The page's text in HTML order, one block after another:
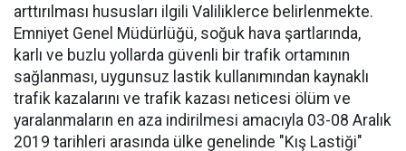
arttırılması hususları ilgili Valiliklerce belirlenmekte.
Emniyet Genel Müdürlüğü, soğuk hava şartlarında,
karlı ve buzlu yollarda güvenli bir trafik ortamının
sağlanması, uygunsuz lastik kullanımından kaynaklı
trafik kazalarını ve trafik kazası neticesi ölüm ve
yaralanmaların en aza indirilmesi amacıyla 03-08 Aralık
2019 tarihleri arasında ülke genelinde "Kış Lastiği"